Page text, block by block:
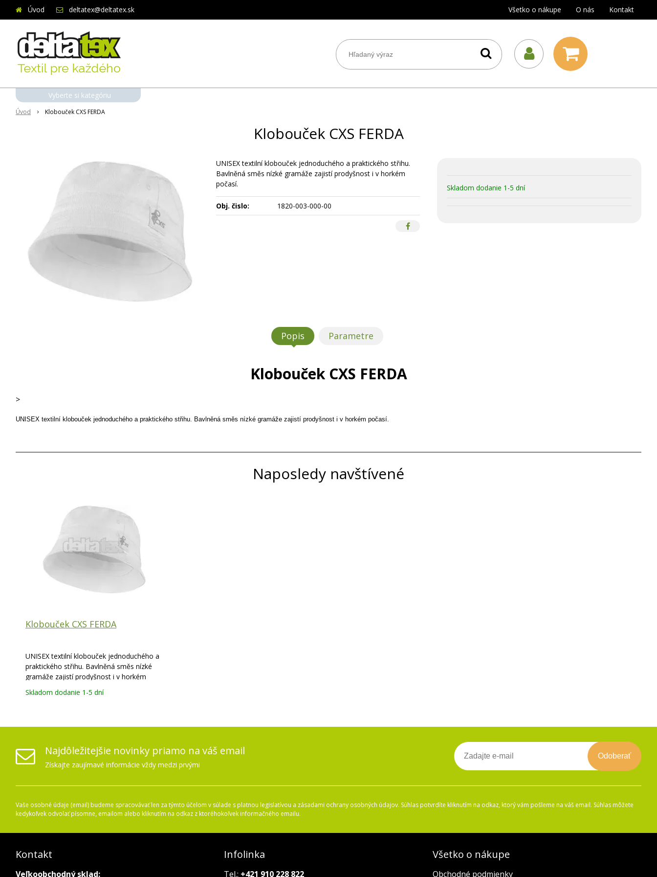
Úvod deltatex@deltatex.sk Všetko o nákupe O nás Kontakt
Úvod Klobouček CXS FERDA
Klobouček CXS FERDA
Skladom dodanie 1-5 dní
UNISEX textilní klobouček jednoduchého a praktického střihu.
Bavlněná směs nízké gramáže zajistí prodyšnost i v horkém
počasí.
Obj. čislo: 1820-003-000-00
Popis Parametre
Klobouček CXS FERDA
>
UNISEX textilní klobouček jednoduchého a praktického střihu. Bavlněná směs nízké gramáže zajistí prodyšnost i v horkém počasí.
Naposledy navštívené
Klobouček CXS FERDA
UNISEX textilní klobouček jednoduchého a
praktického střihu. Bavlněná směs nízké
gramáže zajistí prodyšnost i v horkém
Skladom dodanie 1-5 dní
Vyberte si kategóriu
Najdôležitejšie novinky priamo na váš email
Získajte zaujímavé informácie vždy medzi prvými
Odoberať
Vaše osobné údaje (email) budeme spracovávať len za týmto účelom v súlade s platnou legislatívou a zásadami ochrany osobných údajov. Súhlas potvrdíte kliknutím na odkaz, ktorý vám pošleme na váš email. Súhlas môžete
kedykoľvek odvolať písomne, emailom alebo kliknutím na odkaz z ktoréhokoľvek informačného emailu.
Kontakt
Veľkoobchodný sklad:
Infolinka
Tel.: +421 910 228 822
Všetko o nákupe
Obchodné podmienky